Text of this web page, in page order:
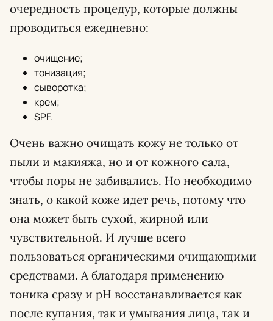
очередность процедур, которые должны
проводиться ежедневно:
очищение;
тонизация;
сыворотка;
крем;
SPF.
Очень важно очищать кожу не только от
пыли и макияжа, но и от кожного сала,
чтобы поры не забивались. Но необходимо
знать, о какой коже идет речь, потому что
она может быть сухой, жирной или
чувствительной. И лучше всего
пользоваться органическими очищающими
средствами. А благодаря применению
тоника сразу и pH восстанавливается как
после купания, так и умывания лица, так и